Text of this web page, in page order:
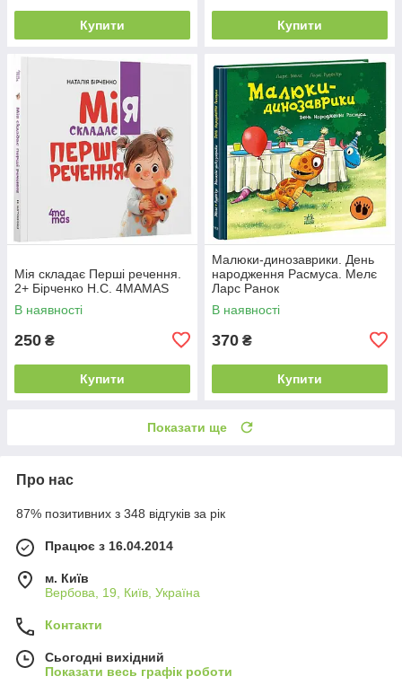
Купити Купити
Мія складає Перші речення.
2+ Бірченко Н.С. 4MAMAS
В наявності
250 ₴
Купити
Малюки-динозаврики. День
народження Расмуса. Мелє
Ларс Ранок
В наявності
370 ₴
Купити
Показати ще
Про нас
87% позитивних з 348 відгуків за рік
Працює з 16.04.2014
м. Київ
Вербова, 19, Київ, Україна
Контакти
Сьогодні вихідний
Показати весь графік роботи